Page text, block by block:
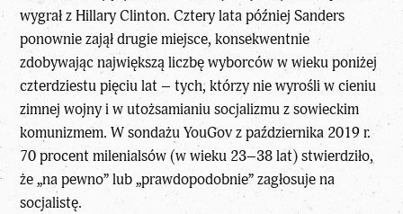
wygrał z Hillary Clinton. Cztery lata później Sanders
ponownie zajął drugie miejsce, konsekwentnie
zdobywając największą liczbę wyborców w wieku poniżej
czterdziestu pięciu lat – tych, którzy nie wyrośli w cieniu
zimnej wojny i w utożsamianiu socjalizmu z sowieckim
komunizmem. W sondażu YouGov z października 2019 r.
70 procent milenialsów (w wieku 23–38 lat) stwierdziło,
że „na pewno” lub „prawdopodobnie” zagłosuje na
socjalistę.